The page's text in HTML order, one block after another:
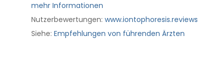
mehr Informationen
Nutzerbewertungen: www.iontophoresis.reviews
Siehe: Empfehlungen von führenden Ärzten